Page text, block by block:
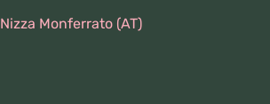
Nizza Monferrato (AT)